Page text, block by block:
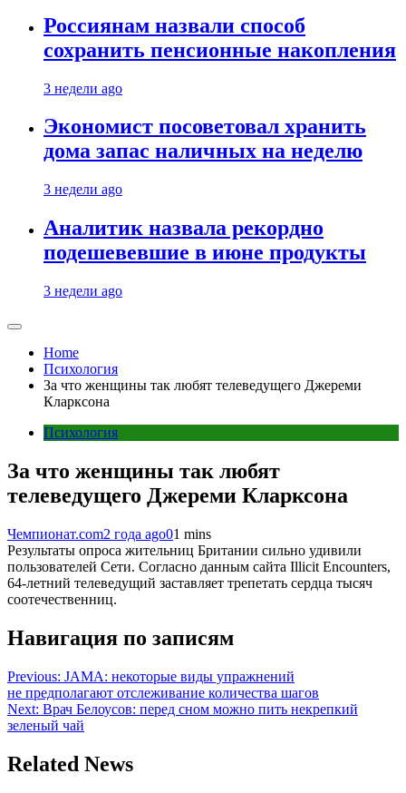
Россиянам назвали способ
сохранить пенсионные накопления
3 недели ago
Экономист посоветовал хранить
дома запас наличных на неделю
3 недели ago
Аналитик назвала рекордно
подешевевшие в июне продукты
3 недели ago
Home
Психология
За что женщины так любят телеведущего Джереми
Кларксона
Психология
За что женщины так любят
телеведущего Джереми Кларксона
Чемпионат.com2 года ago01 mins
Результаты опроса жительниц Британии сильно удивили
пользователей Сети. Согласно данным сайта Illicit Encounters,
64-летний телеведущий заставляет трепетать сердца тысяч
соотечественниц.
Навигация по записям
Previous: JAMA: некоторые виды упражнений
не предполагают отслеживание количества шагов
Next: Врач Белоусов: перед сном можно пить некрепкий
зеленый чай
Related News